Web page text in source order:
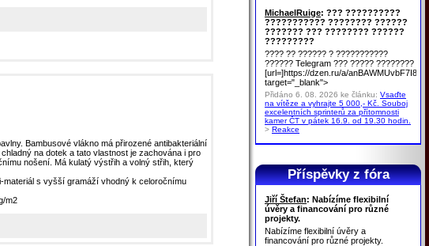
Bambusové vlákno má přirozené antibakteriální
na dotek a tato vlastnost je zachována i pro
nošení. Má kulatý výstřih a volný střih, který
materiál s vyšší gramáží vhodný k celoročnímu
m2
MichaelRuige: ??? ??????????
??????????? ???????? ??????
??????? ??? ???????? ??????
?????????
???? ?? ?????? ? ???????????
?????? Telegram ??? ????? ????????
[url=]https://dzen.ru/a/
target="_blank">
Přidáno 6. 08. 2026 ke článku: Vsaďte
na vítěze a vyhrajte 5 000,- Kč. Souboj
excelentních sprinterů za přítomnosti
kamer ČT v pátek 16.9. od 19.30 hodin.
> Reakce
Příspěvky z fóra
Jiří Štefan: Nabízíme flexibilní
úvěry a financování pro různé
projekty.
Nabízíme flexibilní úvěry a
financování pro různé projekty.